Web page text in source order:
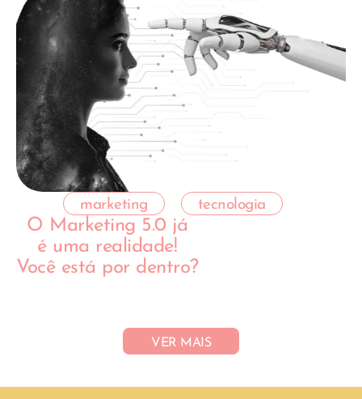
marketing tecnologia
O Marketing 5.0 já
é uma realidade!
Você está por dentro?
VER MAIS